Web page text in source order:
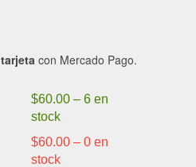
con Mercado Pago.
$60.00 –6 en
stock
$60.00 –0 en
stock